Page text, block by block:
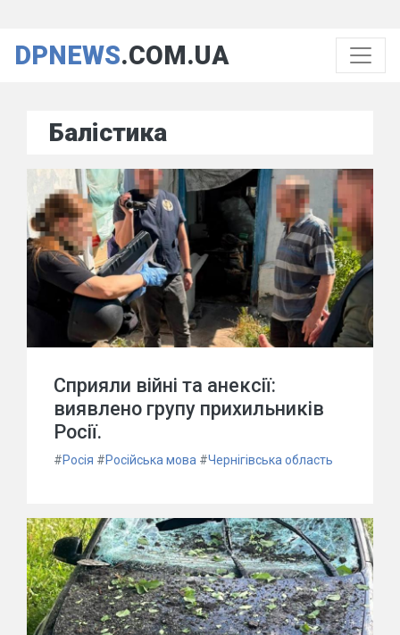
DPNEWS.COM.UA
Балістика
Сприяли війні та анексії:
виявлено групу прихильників
Росії.
#Росія #Російська мова #Чернігівська область